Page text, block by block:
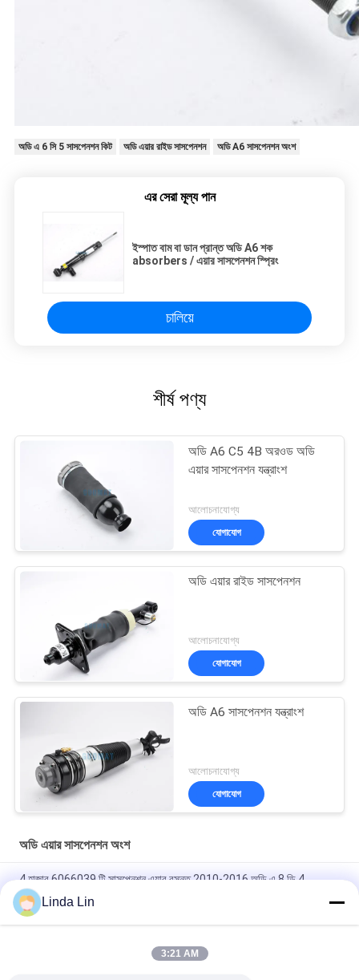
অডি এ 6 সি 5 সাসপেনশন কিট অডি এয়ার রাইড সাসপেনশন অডি A6 সাসপেনশন অংশ
এর সেরা মূল্য পান
ইস্পাত বাম বা ডান প্রান্ত অডি A6 শক
absorbers / এয়ার সাসপেনশন স্প্রিং
চালিয়ে
শীর্ষ পণ্য
অডি A6 C5 4B অরওড অডি
এয়ার সাসপেনশন যন্ত্রাংশ
আলোচনাযোগ্য
যোগাযোগ
অডি এয়ার রাইড সাসপেনশন
আলোচনাযোগ্য
যোগাযোগ
অডি A6 সাসপেনশন যন্ত্রাংশ
আলোচনাযোগ্য
যোগাযোগ
অডি এয়ার সাসপেনশন অংশ
4 হাজার 6066039 টি সাসপেনশন এয়ার বসন্ত 2010-2016 অডি এ 8 ডি 4
4Z7616051A রিয়ার বাম এয়ার সাসপেনশন স্ট্র্যাট / অডি Allroad এয়ার সাসপেনশন
প্রতিস্থাপন
অডি এয়ার সাসপেনশন যন্ত্রাংশ 4Z7616051 ডি 4Z7616051বি A6 / C5 4 বি
Linda Lin
3:21 AM